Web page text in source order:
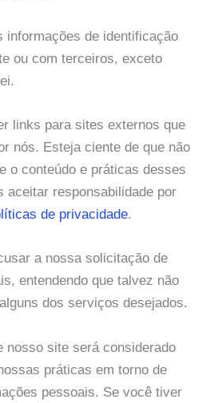
informações de identificação
ou com terceiros, exceto
links para sites externos que
nós. Esteja ciente de que não
o conteúdo e práticas desses
aceitar responsabilidade por
de privacidade.
a nossa solicitação de
entendendo que talvez não
dos serviços desejados.
nosso site será considerado
práticas em torno de
pessoais. Se você tiver